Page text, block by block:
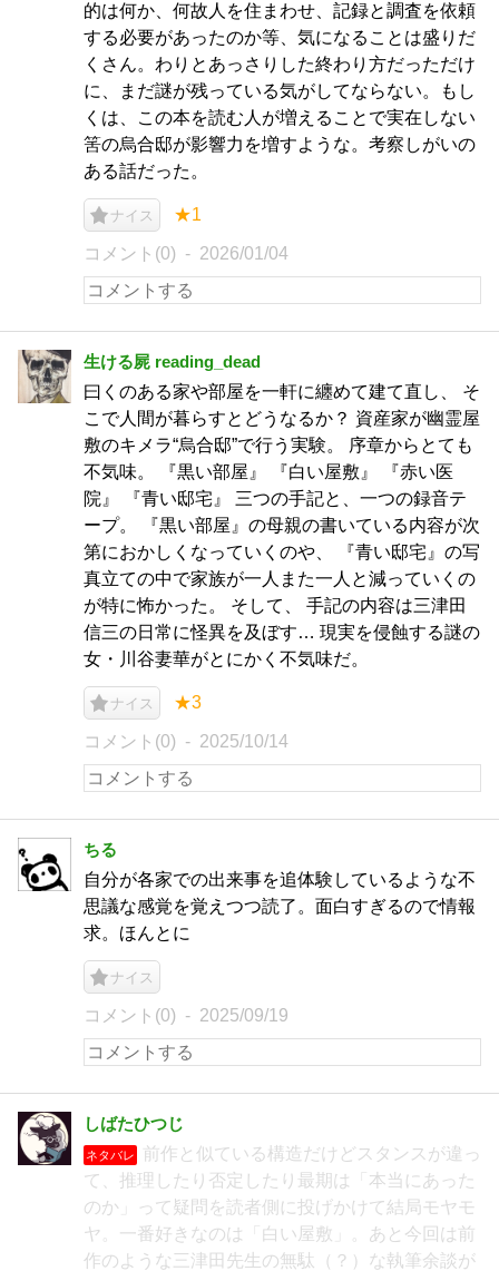
的は何か、何故人を住まわせ、記録と調査を依頼
する必要があったのか等、気になることは盛りだ
くさん。わりとあっさりした終わり方だっただけ
に、まだ謎が残っている気がしてならない。もし
くは、この本を読む人が増えることで実在しない
筈の烏合邸が影響力を増すような。考察しがいの
ある話だった。
ナイス ★1
コメント(0) 2026/01/04
生ける屍 reading_dead
曰くのある家や部屋を一軒に纏めて建て直し、 そ
こで人間が暮らすとどうなるか？ 資産家が幽霊屋
敷のキメラ“烏合邸”で行う実験。 序章からとても
不気味。 『黒い部屋』 『白い屋敷』 『赤い医
院』 『青い邸宅』 三つの手記と、一つの録音テ
ープ。 『黒い部屋』の母親の書いている内容が次
第におかしくなっていくのや、 『青い邸宅』の写
真立ての中で家族が一人また一人と減っていくの
が特に怖かった。 そして、 手記の内容は三津田
信三の日常に怪異を及ぼす… 現実を侵蝕する謎の
女・川谷妻華がとにかく不気味だ。
ナイス ★3
コメント(0) 2025/10/14
ちる
自分が各家での出来事を追体験しているような不
思議な感覚を覚えつつ読了。面白すぎるので情報
求。ほんとに
ナイス
コメント(0) 2025/09/19
しばたひつじ
ネタバレ
前作と似ている構造だけどスタンスが違っ
て、推理したり否定したり最期は「本当にあった
のか」って疑問を読者側に投げかけて結局モヤモ
ヤ。一番好きなのは「白い屋敷」。あと今回は前
作のような三津田先生の無駄（？）な執筆余談が